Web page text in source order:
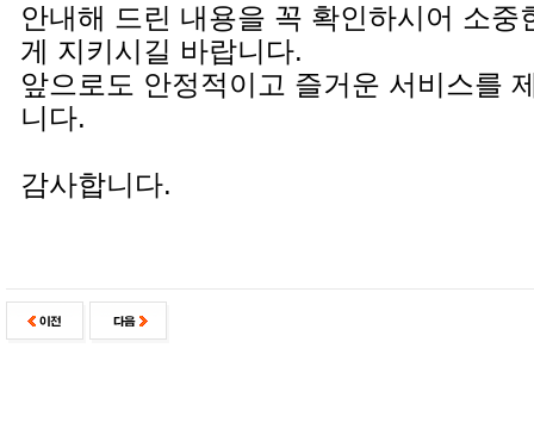
안내해 드린 내용을 꼭 확인하시어 소중
게 지키시길 바랍니다.
앞으로도 안정적이고 즐거운 서비스를
니다.
감사합니다.